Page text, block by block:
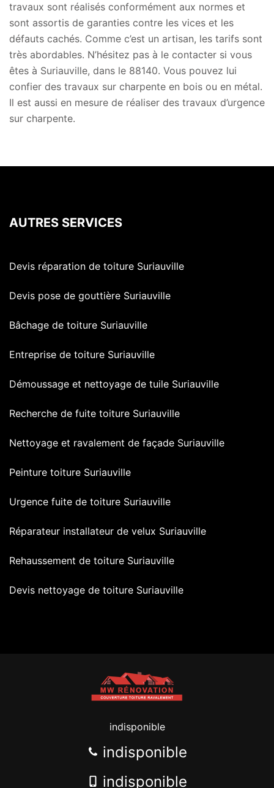
travaux sont réalisés conformément aux normes et
sont assortis de garanties contre les vices et les
défauts cachés. Comme c’est un artisan, les tarifs sont
très abordables. N’hésitez pas à le contacter si vous
êtes à Suriauville, dans le 88140. Vous pouvez lui
confier des travaux sur charpente en bois ou en métal.
Il est aussi en mesure de réaliser des travaux d’urgence
sur charpente.
AUTRES SERVICES
Devis réparation de toiture Suriauville
Devis pose de gouttière Suriauville
Bâchage de toiture Suriauville
Entreprise de toiture Suriauville
Démoussage et nettoyage de tuile Suriauville
Recherche de fuite toiture Suriauville
Nettoyage et ravalement de façade Suriauville
Peinture toiture Suriauville
Urgence fuite de toiture Suriauville
Réparateur installateur de velux Suriauville
Rehaussement de toiture Suriauville
Devis nettoyage de toiture Suriauville
indisponible
indisponible
indisponible